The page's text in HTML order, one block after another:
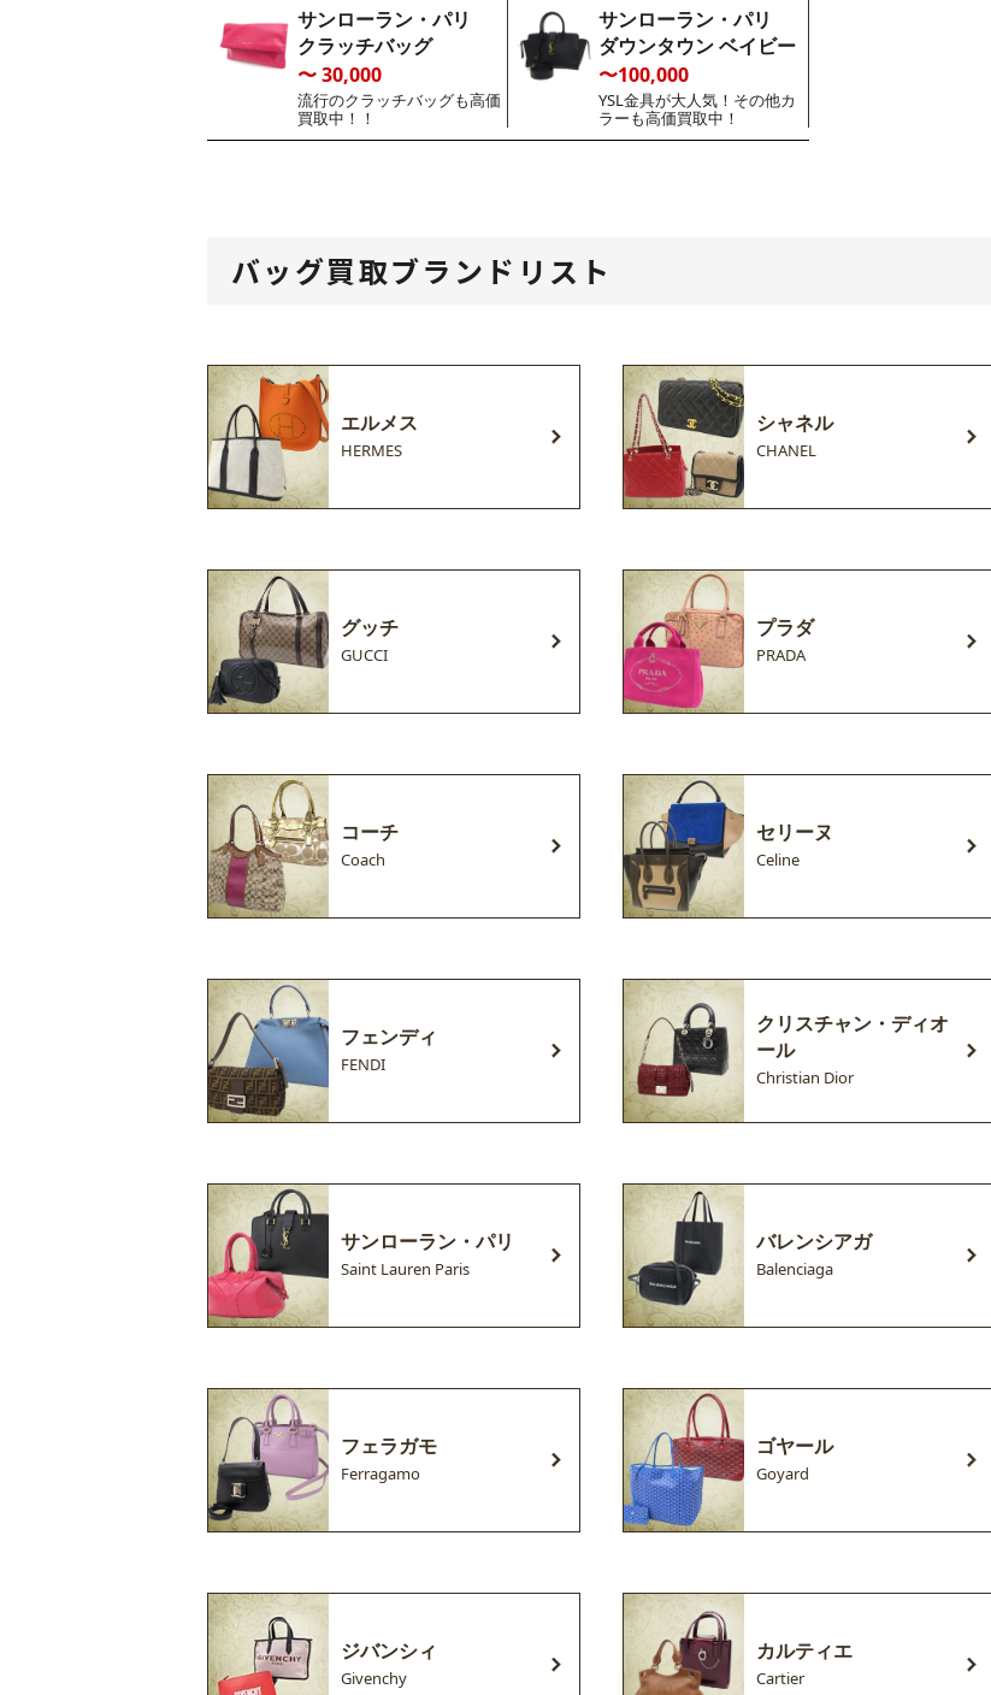
サンローラン・パリ
クラッチバッグ
〜 30,000
流行のクラッチバッグも高価
買取中！！
サンローラン・パリ
ダウンタウン ベイビー
〜100,000
YSL金具が大人気！その他カ
ラーも高価買取中！
バッグ買取ブランドリスト
エルメス
HERMES
シャネル
CHANEL
グッチ
GUCCI
プラダ
PRADA
コーチ
Coach
セリーヌ
Celine
フェンディ
FENDI
クリスチャン・ディオ
ール
Christian Dior
サンローラン・パリ
Saint Lauren Paris
バレンシアガ
Balenciaga
フェラガモ
Ferragamo
ゴヤール
Goyard
ジバンシィ
Givenchy
カルティエ
Cartier